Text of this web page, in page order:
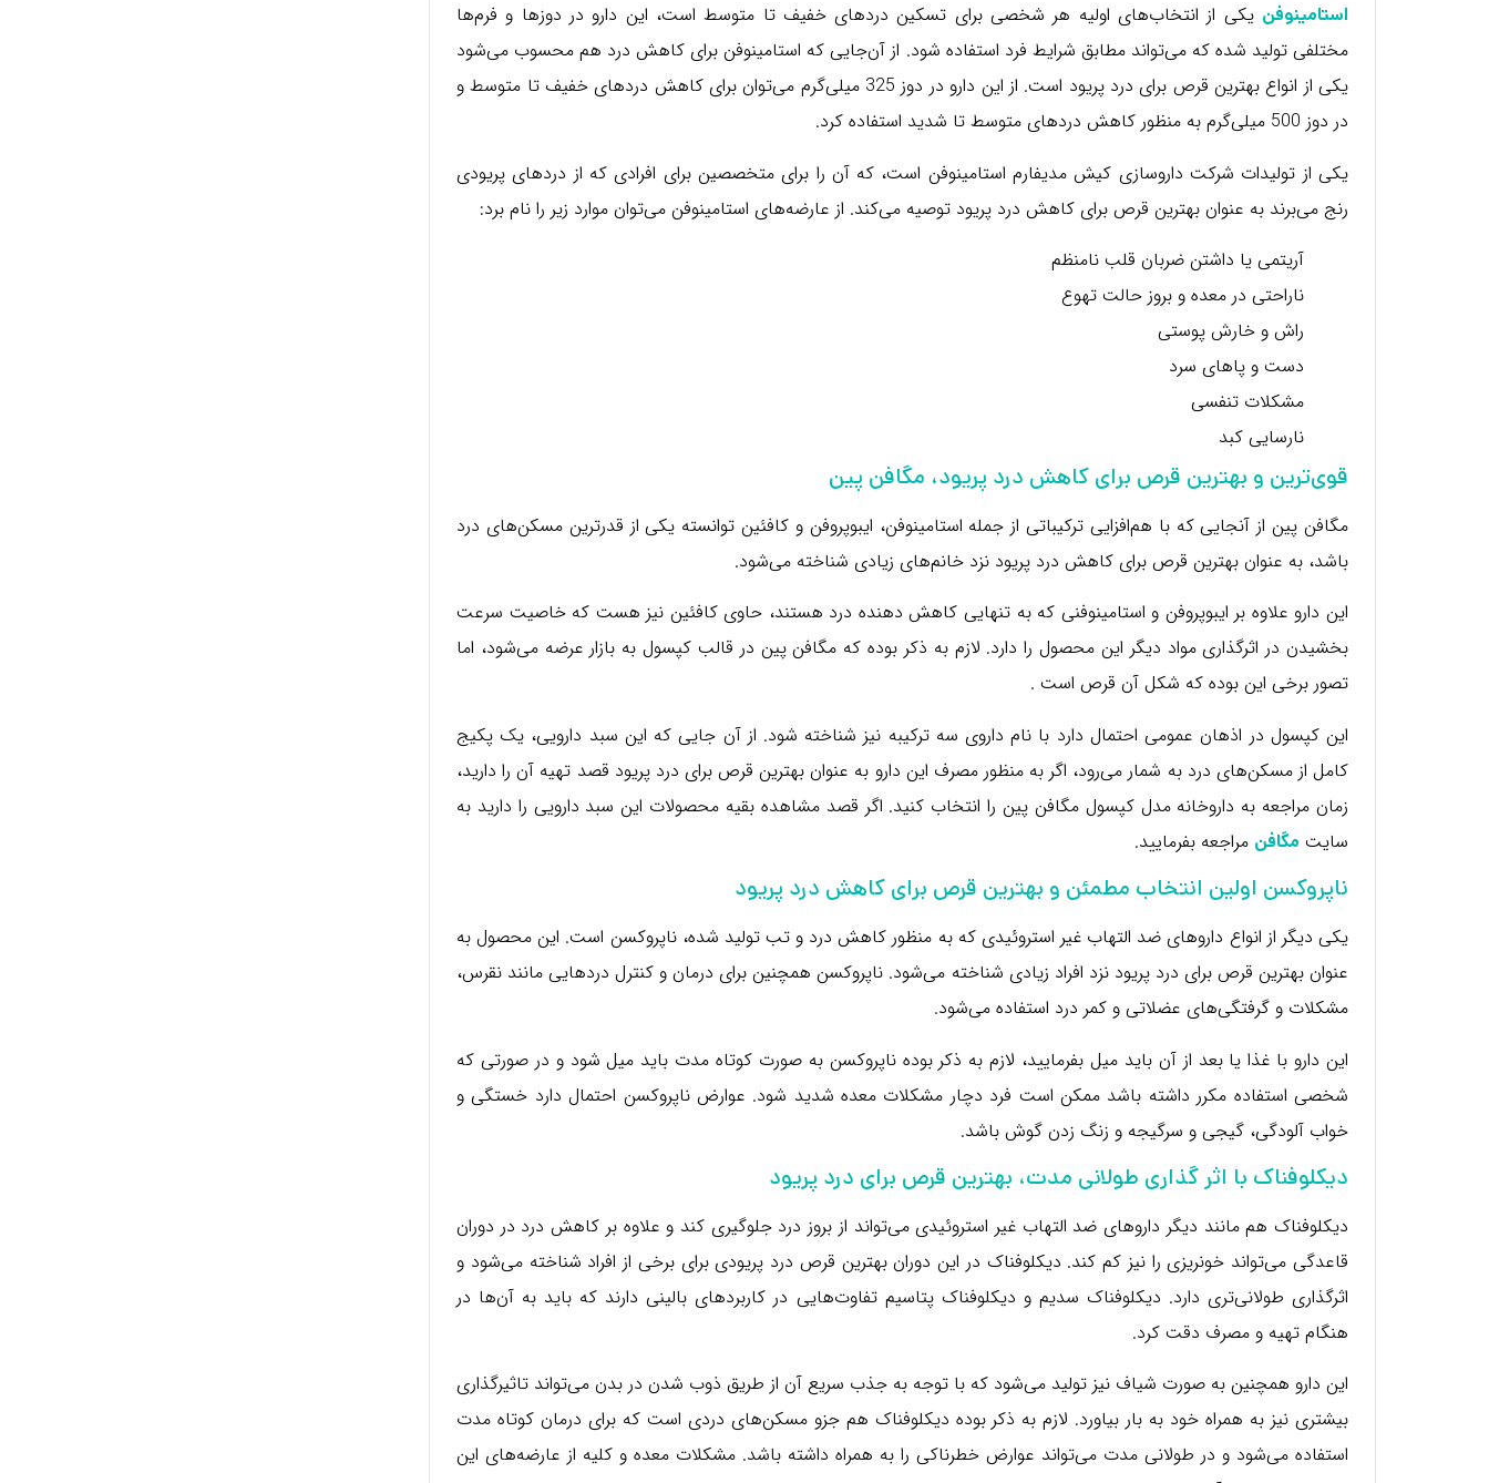
استامینوفن یکی از انتخاب‌های اولیه هر شخصی برای تسکین دردهای خفیف تا متوسط است، این دارو در دوزها و فرم‌ها
مختلفی تولید شده که می‌تواند مطابق شرایط فرد استفاده شود. از آن‌جایی که استامینوفن برای کاهش درد هم محسوب می‌شود
یکی از انواع بهترین قرص برای درد پریود است. از این دارو در دوز 325 میلی‌گرم می‌توان برای کاهش دردهای خفیف تا متوسط و
در دوز 500 میلی‌گرم به منظور کاهش دردهای متوسط تا شدید استفاده کرد.
یکی از تولیدات شرکت داروسازی کیش مدیفارم استامینوفن است، که آن را برای متخصصین برای افرادی که از دردهای پریودی
رنج می‌برند به عنوان بهترین قرص برای کاهش درد پریود توصیه می‌کند. از عارضه‌های استامینوفن می‌توان موارد زیر را نام برد:
آریتمی یا داشتن ضربان قلب نامنظم
ناراحتی در معده و بروز حالت تهوع
راش و خارش پوستی
دست و پاهای سرد
مشکلات تنفسی
نارسایی کبد
قوی‌ترین و بهترین قرص برای کاهش درد پریود، مگافن پین
مگافن پین از آنجایی که با هم‌افزایی ترکیباتی از جمله استامینوفن، ایبوپروفن و کافئین توانسته یکی از قدرترین مسکن‌های درد
باشد، به عنوان بهترین قرص برای کاهش درد پریود نزد خانم‌های زیادی شناخته می‌شود.
این دارو علاوه بر ایبوپروفن و استامینوفنی که به تنهایی کاهش دهنده درد هستند، حاوی کافئین نیز هست که خاصیت سرعت
بخشیدن در اثرگذاری مواد دیگر این محصول را دارد. لازم به ذکر بوده که مگافن پین در قالب کپسول به بازار عرضه می‌شود، اما
تصور برخی این بوده که شکل آن قرص است .
این کپسول در اذهان عمومی احتمال دارد با نام داروی سه ترکیبه نیز شناخته شود. از آن جایی که این سبد دارویی، یک پکیج
کامل از مسکن‌های درد به شمار می‌رود، اگر به منظور مصرف این دارو به عنوان بهترین قرص برای درد پریود قصد تهیه آن را دارید،
زمان مراجعه به داروخانه مدل کپسول مگافن پین را انتخاب کنید. اگر قصد مشاهده بقیه محصولات این سبد دارویی را دارید به
سایت مگافن مراجعه بفرمایید.
ناپروکسن اولین انتخاب مطمئن و بهترین قرص برای کاهش درد پریود
یکی دیگر از انواع داروهای ضد التهاب غیر استروئیدی که به منظور کاهش درد و تب تولید شده، ناپروکسن است. این محصول به
عنوان بهترین قرص برای درد پریود نزد افراد زیادی شناخته می‌شود. ناپروکسن همچنین برای درمان و کنترل دردهایی مانند نقرس،
مشکلات و گرفتگی‌های عضلاتی و کمر درد استفاده می‌شود.
این دارو با غذا یا بعد از آن باید میل بفرمایید، لازم به ذکر بوده ناپروکسن به صورت کوتاه مدت باید میل شود و در صورتی که
شخصی استفاده مکرر داشته باشد ممکن است فرد دچار مشکلات معده شدید شود. عوارض ناپروکسن احتمال دارد خستگی و
خواب آلودگی، گیجی و سرگیجه و زنگ زدن گوش باشد.
دیکلوفناک با اثر گذاری طولانی مدت، بهترین قرص برای درد پریود
دیکلوفناک هم مانند دیگر داروهای ضد التهاب غیر استروئیدی می‌تواند از بروز درد جلوگیری کند و علاوه بر کاهش درد در دوران
قاعدگی می‌تواند خونریزی را نیز کم کند. دیکلوفناک در این دوران بهترین قرص درد پریودی برای برخی از افراد شناخته می‌شود و
اثرگذاری طولانی‌تری دارد. دیکلوفناک سدیم و دیکلوفناک پتاسیم تفاوت‌هایی در کاربردهای بالینی دارند که باید به آن‌ها در
هنگام تهیه و مصرف دقت کرد.
این دارو همچنین به صورت شیاف نیز تولید می‌شود که با توجه به جذب سریع آن از طریق ذوب شدن در بدن می‌تواند تاثیرگذاری
بیشتری نیز به همراه خود به بار بیاورد. لازم به ذکر بوده دیکلوفناک هم جزو مسکن‌های دردی است که برای درمان کوتاه مدت
استفاده می‌شود و در طولانی مدت می‌تواند عوارض خطرناکی را به همراه داشته باشد. مشکلات معده و کلیه از عارضه‌های این